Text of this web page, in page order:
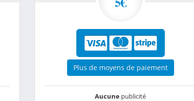
Plus de moyens de paiement
Aucune publicité